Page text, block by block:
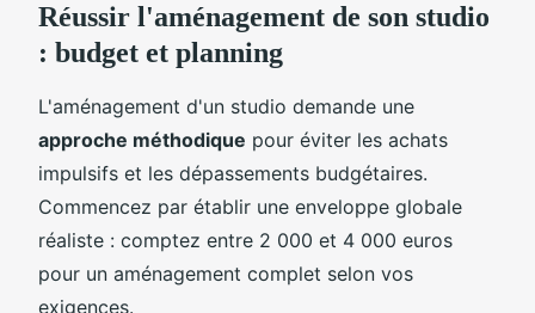
Réussir l'aménagement de son studio
: budget et planning
L'aménagement d'un studio demande une
approche méthodique pour éviter les achats
impulsifs et les dépassements budgétaires.
Commencez par établir une enveloppe globale
réaliste : comptez entre 2 000 et 4 000 euros
pour un aménagement complet selon vos
exigences.